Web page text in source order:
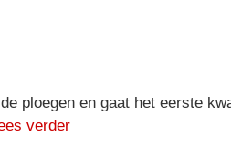
ploegen en gaat het eerste
verder